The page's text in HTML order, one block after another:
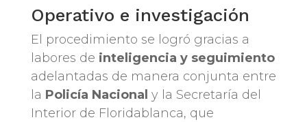
Operativo e investigación
El procedimiento se logró gracias a
labores de inteligencia y seguimiento
adelantadas de manera conjunta entre
la Policía Nacional y la Secretaría del
Interior de Floridablanca, que